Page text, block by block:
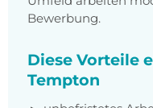
Bewerbung.
Diese Vorteile
Tempton